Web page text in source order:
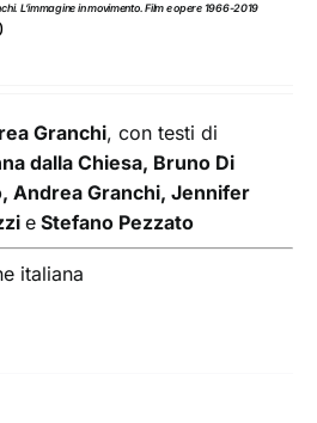
L’immagine in movimento. Film e opere 1966-2019
Granchi, con testi di
dalla Chiesa, Bruno Di
Andrea Granchi, Jennifer
e Stefano Pezzato
italiana